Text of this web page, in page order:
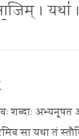
। यथा॑
शब्दाः अभ्यनूषत
सा यथा तं